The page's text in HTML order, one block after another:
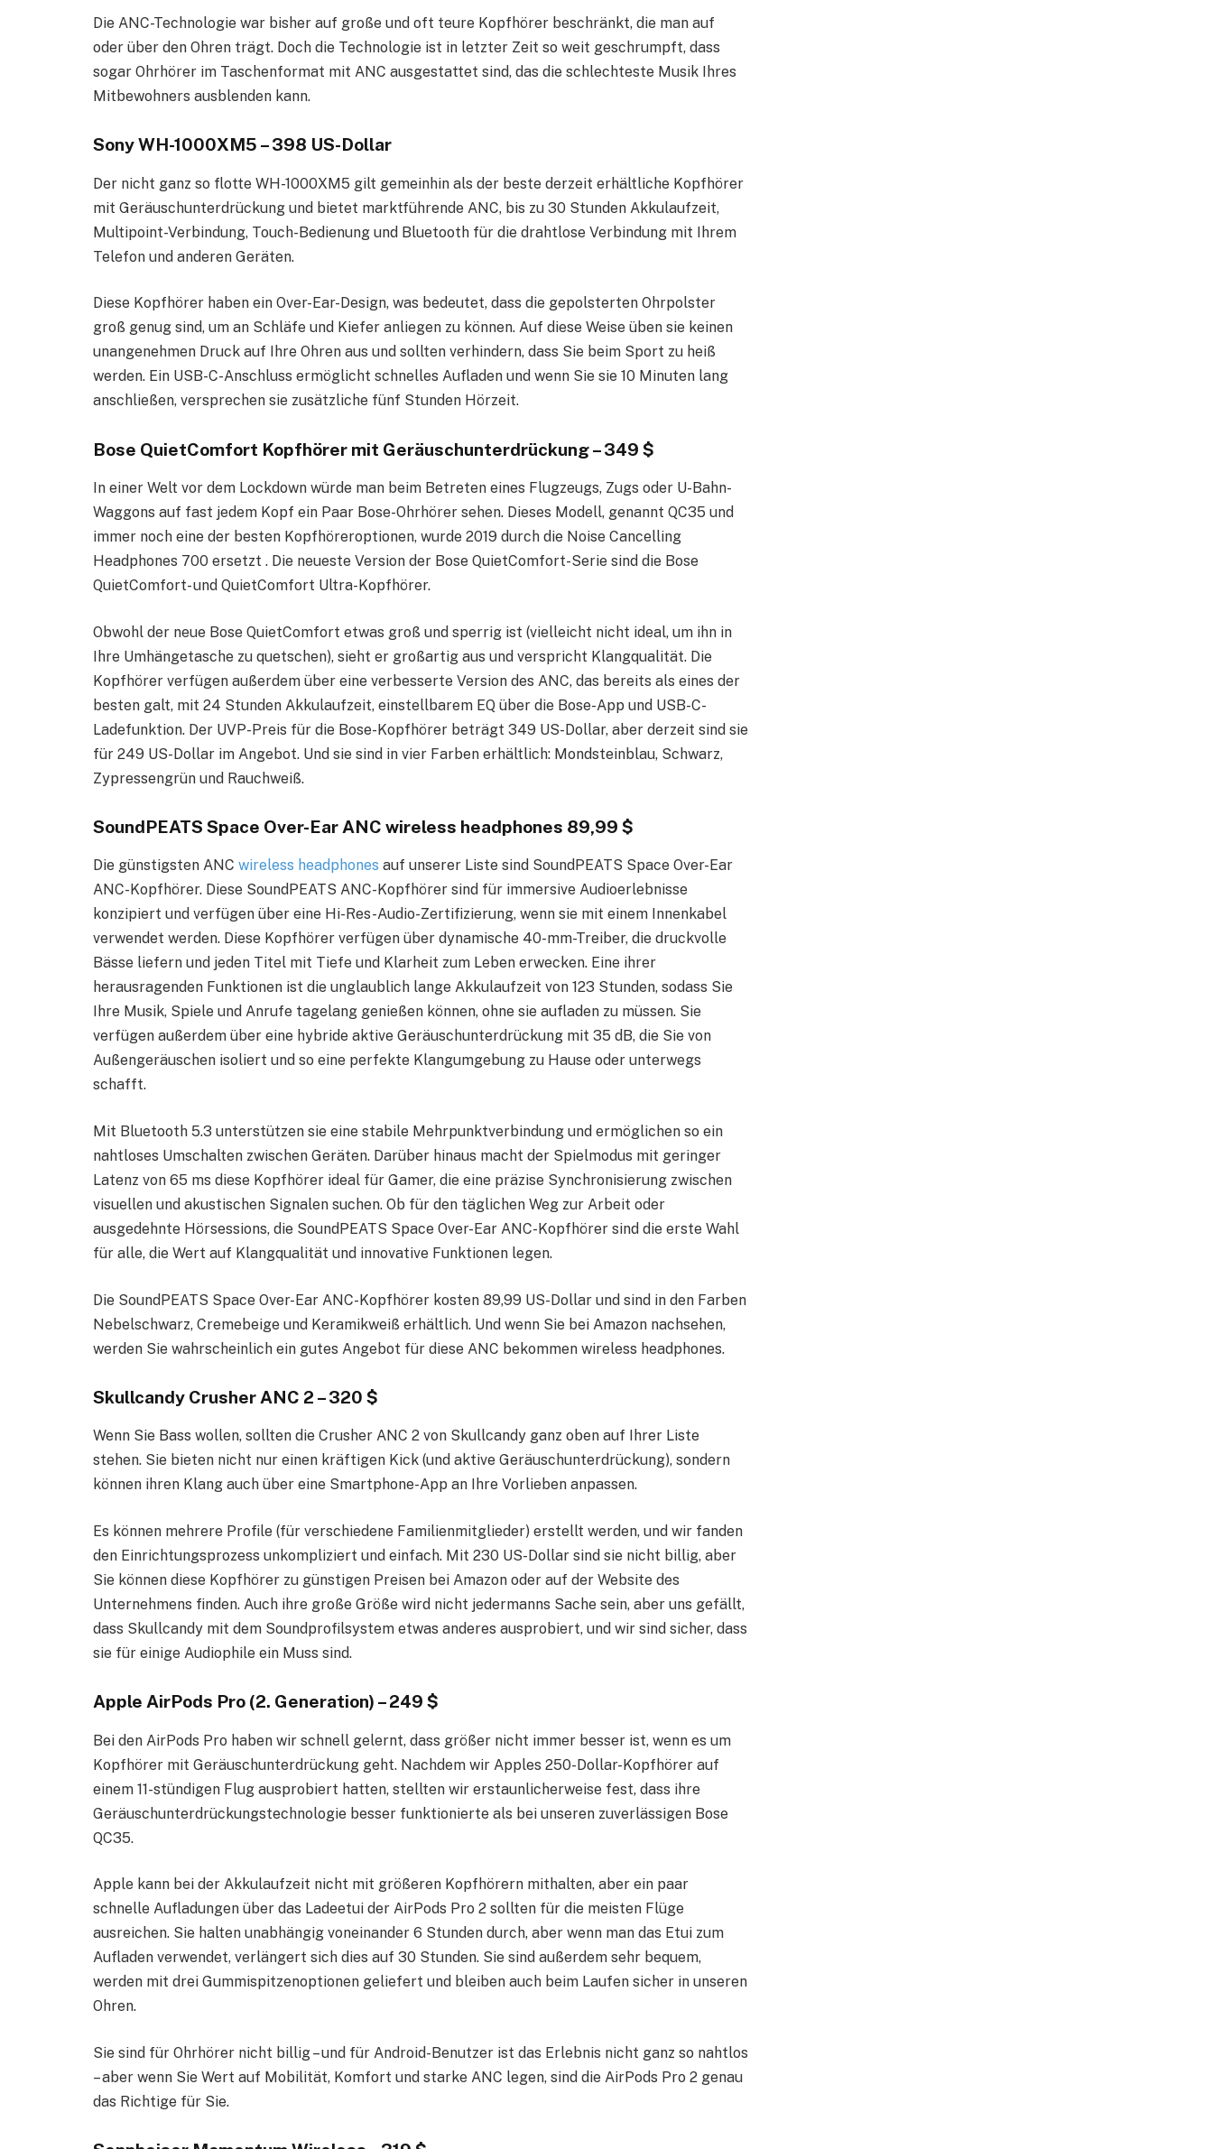
Die ANC-Technologie war bisher auf große und oft teure Kopfhörer beschränkt, die man auf
oder über den Ohren trägt. Doch die Technologie ist in letzter Zeit so weit geschrumpft, dass
sogar Ohrhörer im Taschenformat mit ANC ausgestattet sind, das die schlechteste Musik Ihres
Mitbewohners ausblenden kann.
Sony WH-1000XM5 – 398 US-Dollar
Der nicht ganz so flotte WH-1000XM5 gilt gemeinhin als der beste derzeit erhältliche Kopfhörer
mit Geräuschunterdrückung und bietet marktführende ANC, bis zu 30 Stunden Akkulaufzeit,
Multipoint-Verbindung, Touch-Bedienung und Bluetooth für die drahtlose Verbindung mit Ihrem
Telefon und anderen Geräten.
Diese Kopfhörer haben ein Over-Ear-Design, was bedeutet, dass die gepolsterten Ohrpolster
groß genug sind, um an Schläfe und Kiefer anliegen zu können. Auf diese Weise üben sie keinen
unangenehmen Druck auf Ihre Ohren aus und sollten verhindern, dass Sie beim Sport zu heiß
werden. Ein USB-C-Anschluss ermöglicht schnelles Aufladen und wenn Sie sie 10 Minuten lang
anschließen, versprechen sie zusätzliche fünf Stunden Hörzeit.
Bose QuietComfort Kopfhörer mit Geräuschunterdrückung – 349 $
In einer Welt vor dem Lockdown würde man beim Betreten eines Flugzeugs, Zugs oder U-Bahn-
Waggons auf fast jedem Kopf ein Paar Bose-Ohrhörer sehen. Dieses Modell, genannt QC35 und
immer noch eine der besten Kopfhöreroptionen, wurde 2019 durch die Noise Cancelling
Headphones 700 ersetzt . Die neueste Version der Bose QuietComfort-Serie sind die Bose
QuietComfort- und QuietComfort Ultra-Kopfhörer.
Obwohl der neue Bose QuietComfort etwas groß und sperrig ist (vielleicht nicht ideal, um ihn in
Ihre Umhängetasche zu quetschen), sieht er großartig aus und verspricht Klangqualität. Die
Kopfhörer verfügen außerdem über eine verbesserte Version des ANC, das bereits als eines der
besten galt, mit 24 Stunden Akkulaufzeit, einstellbarem EQ über die Bose-App und USB-C-
Ladefunktion. Der UVP-Preis für die Bose-Kopfhörer beträgt 349 US-Dollar, aber derzeit sind sie
für 249 US-Dollar im Angebot. Und sie sind in vier Farben erhältlich: Mondsteinblau, Schwarz,
Zypressengrün und Rauchweiß.
SoundPEATS Space Over-Ear ANC wireless headphones 89,99 $
Die günstigsten ANC wireless headphones auf unserer Liste sind SoundPEATS Space Over-Ear
ANC-Kopfhörer. Diese SoundPEATS ANC-Kopfhörer sind für immersive Audioerlebnisse
konzipiert und verfügen über eine Hi-Res-Audio-Zertifizierung, wenn sie mit einem Innenkabel
verwendet werden. Diese Kopfhörer verfügen über dynamische 40-mm-Treiber, die druckvolle
Bässe liefern und jeden Titel mit Tiefe und Klarheit zum Leben erwecken. Eine ihrer
herausragenden Funktionen ist die unglaublich lange Akkulaufzeit von 123 Stunden, sodass Sie
Ihre Musik, Spiele und Anrufe tagelang genießen können, ohne sie aufladen zu müssen. Sie
verfügen außerdem über eine hybride aktive Geräuschunterdrückung mit 35 dB, die Sie von
Außengeräuschen isoliert und so eine perfekte Klangumgebung zu Hause oder unterwegs
schafft.
Mit Bluetooth 5.3 unterstützen sie eine stabile Mehrpunktverbindung und ermöglichen so ein
nahtloses Umschalten zwischen Geräten. Darüber hinaus macht der Spielmodus mit geringer
Latenz von 65 ms diese Kopfhörer ideal für Gamer, die eine präzise Synchronisierung zwischen
visuellen und akustischen Signalen suchen. Ob für den täglichen Weg zur Arbeit oder
ausgedehnte Hörsessions, die SoundPEATS Space Over-Ear ANC-Kopfhörer sind die erste Wahl
für alle, die Wert auf Klangqualität und innovative Funktionen legen.
Die SoundPEATS Space Over-Ear ANC-Kopfhörer kosten 89,99 US-Dollar und sind in den Farben
Nebelschwarz, Cremebeige und Keramikweiß erhältlich. Und wenn Sie bei Amazon nachsehen,
werden Sie wahrscheinlich ein gutes Angebot für diese ANC bekommen wireless headphones.
Skullcandy Crusher ANC 2 – 320 $
Wenn Sie Bass wollen, sollten die Crusher ANC 2 von Skullcandy ganz oben auf Ihrer Liste
stehen. Sie bieten nicht nur einen kräftigen Kick (und aktive Geräuschunterdrückung), sondern
können ihren Klang auch über eine Smartphone-App an Ihre Vorlieben anpassen.
Es können mehrere Profile (für verschiedene Familienmitglieder) erstellt werden, und wir fanden
den Einrichtungsprozess unkompliziert und einfach. Mit 230 US-Dollar sind sie nicht billig, aber
Sie können diese Kopfhörer zu günstigen Preisen bei Amazon oder auf der Website des
Unternehmens finden. Auch ihre große Größe wird nicht jedermanns Sache sein, aber uns gefällt,
dass Skullcandy mit dem Soundprofilsystem etwas anderes ausprobiert, und wir sind sicher, dass
sie für einige Audiophile ein Muss sind.
Apple AirPods Pro (2. Generation) – 249 $
Bei den AirPods Pro haben wir schnell gelernt, dass größer nicht immer besser ist, wenn es um
Kopfhörer mit Geräuschunterdrückung geht. Nachdem wir Apples 250-Dollar-Kopfhörer auf
einem 11-stündigen Flug ausprobiert hatten, stellten wir erstaunlicherweise fest, dass ihre
Geräuschunterdrückungstechnologie besser funktionierte als bei unseren zuverlässigen Bose
QC35.
Apple kann bei der Akkulaufzeit nicht mit größeren Kopfhörern mithalten, aber ein paar
schnelle Aufladungen über das Ladeetui der AirPods Pro 2 sollten für die meisten Flüge
ausreichen. Sie halten unabhängig voneinander 6 Stunden durch, aber wenn man das Etui zum
Aufladen verwendet, verlängert sich dies auf 30 Stunden. Sie sind außerdem sehr bequem,
werden mit drei Gummispitzenoptionen geliefert und bleiben auch beim Laufen sicher in unseren
Ohren.
Sie sind für Ohrhörer nicht billig – und für Android-Benutzer ist das Erlebnis nicht ganz so nahtlos
– aber wenn Sie Wert auf Mobilität, Komfort und starke ANC legen, sind die AirPods Pro 2 genau
das Richtige für Sie.